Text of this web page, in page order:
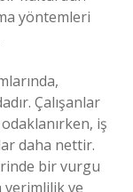
yöntemleri
Çalışanlar
iş
daha nettir.
bir vurgu
verimlilik ve